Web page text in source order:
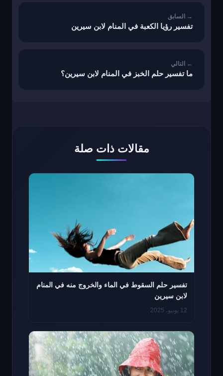
تفسير رؤيا الكعبة في المنام لابن سيرين
ما تفسير حلم الخبز في المنام لابن سيرين؟
مقالات ذات صلة
تفسير حلم السقوط في الماء والخروج منه في المنام
لابن سيرين
12 يونيو، 2025